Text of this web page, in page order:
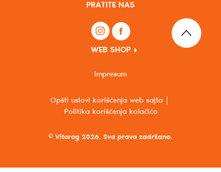
PRATITE NAS
WEB SHOP
© Vitorog 2026. Sva prava zadržana.
Opšti uslovi korišćenja web sajta
Politika korišćenja kolačića
Impresum